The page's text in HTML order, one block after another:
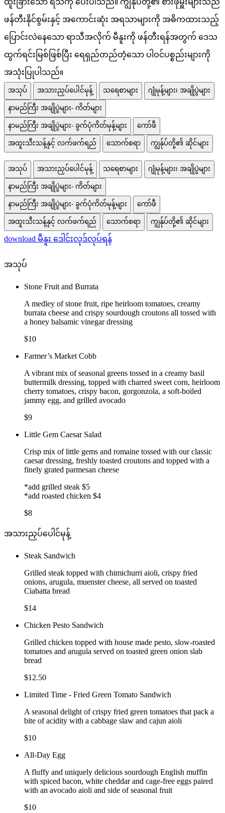
ဖန်တီးနိုင်စွမ်းနှင့် အကောင်းဆုံး အရသာများကို အဓိကထားသည့်
ပြောင်းလဲနေသော ရာသီအလိုက် မီနူးကို ဖန်တီးရန်အတွက် ဒေသ
ထွက်ရင်းမြစ်ဖြစ်ပြီး ရေရှည်တည်တံ့သော ပါဝင်ပစ္စည်းများကို
အသုံးပြုပါသည်။
အသုပ် အသားညှပ်ပေါင်မုန့် သရေစာများ ဂျုံမုန့်များ၊ အချိုပွဲများ
နာမည်ကြီး အချိုပွဲများ- ကိတ်များ
နာမည်ကြီး အချိုပွဲများ- ခွက်ပုံကိတ်မုန့်များ ကော်ဖီ
အထူးသီးသန့်နှင့် လက်ဖက်ရည် သောက်စရာ ကျွန်ုပ်တို့၏ ဆိုင်များ
အသုပ် အသားညှပ်ပေါင်မုန့် သရေစာများ ဂျုံမုန့်များ၊ အချိုပွဲများ
နာမည်ကြီး အချိုပွဲများ- ကိတ်များ
နာမည်ကြီး အချိုပွဲများ- ခွက်ပုံကိတ်မုန့်များ ကော်ဖီ
အထူးသီးသန့်နှင့် လက်ဖက်ရည် သောက်စရာ ကျွန်ုပ်တို့၏ ဆိုင်များ
download မီနူး ဒေါင်းလုဒ်လုပ်ရန်
အသုပ်
Stone Fruit and Burrata
A medley of stone fruit, ripe heirloom tomatoes, creamy
burrata cheese and crispy sourdough croutons all tossed with
a honey balsamic vinegar dressing
$10
Farmer’s Market Cobb
A vibrant mix of seasonal greens tossed in a creamy basil
buttermilk dressing, topped with charred sweet corn, heirloom
cherry tomatoes, crispy bacon, gorgonzola, a soft-boiled
jammy egg, and grilled avocado
$9
Little Gem Caesar Salad
Crisp mix of little gems and romaine tossed with our classic
caesar dressing, freshly toasted croutons and topped with a
finely grated parmesan cheese
*add grilled steak $5
*add roasted chicken $4
$8
အသားညှပ်ပေါင်မုန့်
Steak Sandwich
Grilled steak topped with chimichurri aioli, crispy fried
onions, arugula, muenster cheese, all served on toasted
Ciabatta bread
$14
Chicken Pesto Sandwich
Grilled chicken topped with house made pesto, slow-roasted
tomatoes and arugula served on toasted green onion slab
bread
$12.50
Limited Time - Fried Green Tomato Sandwich
A seasonal delight of crispy fried green tomatoes that pack a
bite of acidity with a cabbage slaw and cajun aioli
$10
All-Day Egg
A fluffy and uniquely delicious sourdough English muffin
with spiced bacon, white cheddar and cage-free eggs paired
with an avocado aioli and side of seasonal fruit
$10